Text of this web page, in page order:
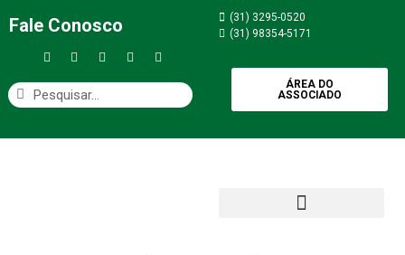
Fale Conosco
(31) 3295-0520
(31) 98354-5171
ÁREA DO
ASSOCIADO